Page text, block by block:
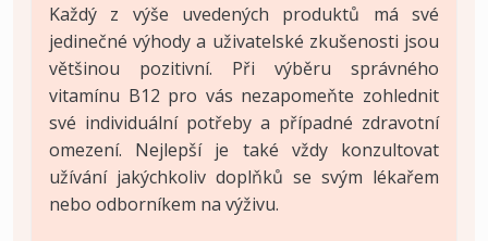
Každý z výše uvedených produktů má své
jedinečné výhody a uživatelské zkušenosti jsou
většinou pozitivní. Při výběru správného
vitamínu B12 pro vás nezapomeňte zohlednit
své individuální potřeby a případné zdravotní
omezení. Nejlepší je také vždy konzultovat
užívání jakýchkoliv doplňků se svým lékařem
nebo odborníkem na výživu.